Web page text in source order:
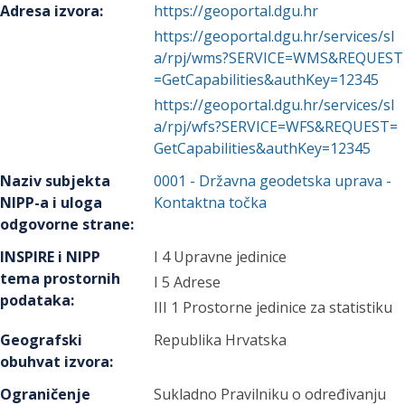
Adresa izvora:
https://geoportal.dgu.hr
https://geoportal.dgu.hr/services/sl
a/rpj/wms?SERVICE=WMS&REQUEST
=GetCapabilities&authKey=12345
https://geoportal.dgu.hr/services/sl
a/rpj/wfs?SERVICE=WFS&REQUEST=
GetCapabilities&authKey=12345
Naziv subjekta
NIPP-a i uloga
odgovorne strane:
0001 - Državna geodetska uprava -
Kontaktna točka
INSPIRE i NIPP
tema prostornih
podataka:
I 4 Upravne jedinice
I 5 Adrese
III 1 Prostorne jedinice za statistiku
Geografski
obuhvat izvora:
Republika Hrvatska
Ograničenje
Sukladno Pravilniku o određivanju